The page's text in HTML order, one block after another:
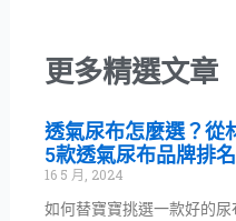
更多精選文章
透氣尿布怎麼選？從
5款透氣尿布品牌排名
16 5 月, 2024
如何替寶寶挑選一款好的